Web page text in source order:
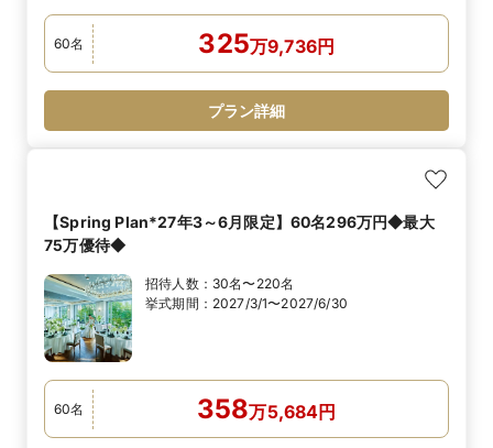
60名 325万9,736円
プラン詳細
【Spring Plan*27年3～6月限定】60名296万円◆最大
75万優待◆
招待人数： 30名〜220名
挙式期間： 2027/3/1〜2027/6/30
60名 358万5,684円